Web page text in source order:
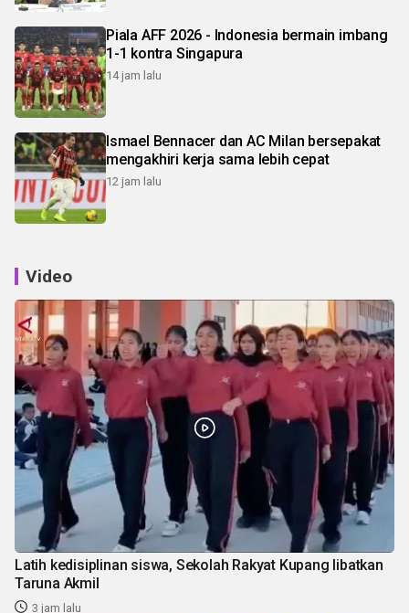
Piala AFF 2026 - Indonesia bermain imbang
1-1 kontra Singapura
14 jam lalu
Ismael Bennacer dan AC Milan bersepakat
mengakhiri kerja sama lebih cepat
12 jam lalu
Video
Latih kedisiplinan siswa, Sekolah Rakyat Kupang libatkan
Taruna Akmil
3 jam lalu